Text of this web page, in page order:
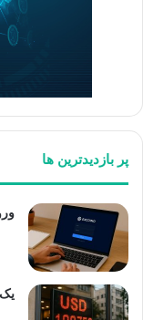
پر بازدیدترین ها
یک